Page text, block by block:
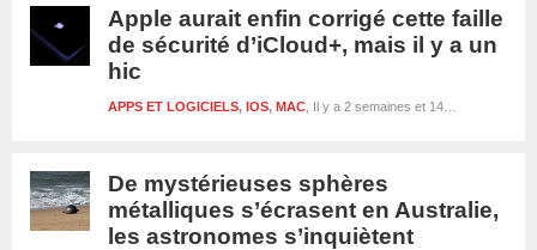
Apple aurait enfin corrigé cette faille
de sécurité d’iCloud+, mais il y a un
hic
Il y a 2 semaines et 14 heures
APPS ET LOGICIELS, IOS, MAC
De mystérieuses sphères
métalliques s’écrasent en Australie,
les astronomes s’inquiètent